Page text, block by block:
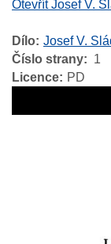
Otevřít Josef V.
Dílo Josef V.
Číslo strany
1
Licence
PD